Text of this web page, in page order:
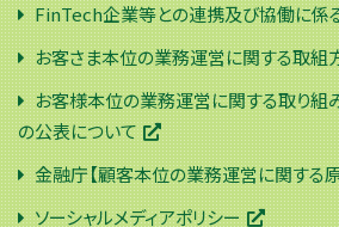
FinTech企業等との連携及び協働に係
お客さま本位の業務運営に関する取組
お客様本位の業務運営に関する取り
の公表について
金融庁【顧客本位の業務運営に関する
ソーシャルメディアポリシー